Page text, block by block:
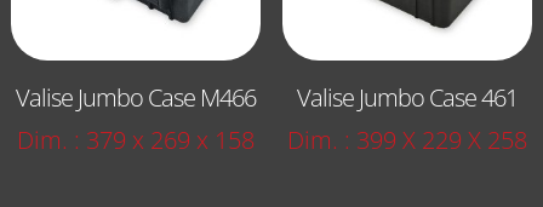
Valise Jumbo Case M466
Dim. : 379 x 269 x 158
Valise Jumbo Case 461
Dim. : 399 X 229 X 258